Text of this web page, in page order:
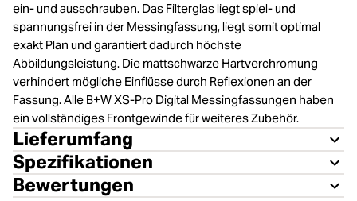
ein- und ausschrauben. Das Filterglas liegt spiel- und
spannungsfrei in der Messingfassung, liegt somit optimal
exakt Plan und garantiert dadurch höchste
Abbildungsleistung. Die mattschwarze Hartverchromung
verhindert mögliche Einflüsse durch Reflexionen an der
Fassung. Alle B+W XS-Pro Digital Messingfassungen haben
ein vollständiges Frontgewinde für weiteres Zubehör.
Lieferumfang
Spezifikationen
Bewertungen